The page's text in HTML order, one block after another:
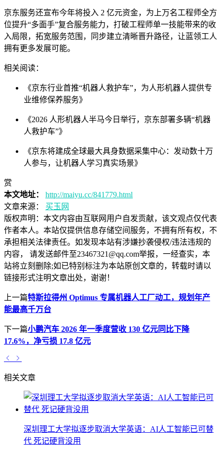
京东服务还宣布今年将投入 2 亿元资金，为上万名工程师全方
位提升“多面手”复合服务能力，打破工程师单一技能带来的收
入局限，拓宽服务范围，同步建立清晰晋升路径，让蓝领工人
拥有更多发展可能。
相关阅读：
《京东行业首推“机器人救护车”，为人形机器人提供专
业维修保养服务》
《2026 人形机器人半马今日举行，京东部署多辆“机器
人救护车”》
《京东将建成全球最大具身数据采集中心：发动数十万
人参与，让机器人学习真实场景》
赏
本文地址：
http://maiyu.cc/841779.html
文章来源：
买玉网
版权声明： 本文内容由互联网用户自发贡献，该文观点仅代表
作者本人。本站仅提供信息存储空间服务，不拥有所有权，不
承担相关法律责任。如发现本站有涉嫌抄袭侵权/违法违规的
内容， 请发送邮件至23467321@qq.com举报，一经查实，本
站将立刻删除;如已特别标注为本站原创文章的，转载时请以
链接形式注明文章出处，谢谢！
上一篇特斯拉得州 Optimus 专属机器人工厂动工，规划年产
能最高千万台
下一篇小鹏汽车 2026 年一季度营收 130 亿元同比下降
17.6%，净亏损 17.8 亿元
相关文章
深圳理工大学拟逐步取消大学英语：AI人工智能已可替
代 死记硬背没用